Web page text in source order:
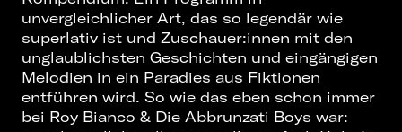
unvergleichlicher Art, das so legendär wie
superlativ ist und Zuschauer:innen mit den
unglaublichsten Geschichten und eingängigen
Melodien in ein Paradies aus Fiktionen
entführen wird. So wie das eben schon immer
bei Roy Bianco & Die Abbrunzati Boys war: